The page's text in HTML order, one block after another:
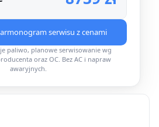
serwisu z cenami
paliwo, planowe serwisowanie wg
oraz OC. Bez AC i napraw
awaryjnych.